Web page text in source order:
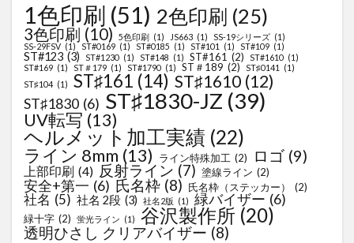
1色印刷 (51) 2色印刷 (25)
3色印刷 (10) 5色印刷 (1) JS663 (1) SS-19シリーズ (1)
SS-29FSV (1) ST#0169 (1) ST#0185 (1) ST#101 (1) ST#109 (1)
ST#123 (3) ST#1230 (1) ST#148 (1) ST#161 (2) ST#1610 (1)
ST#169 (1) ST＃179 (1) ST#1790 (1) ST＃189 (2) ST♯0141
(1)
ST♯104 (1) ST♯161 (14) ST♯1610 (12)
ST♯1830 (6) ST♯1830-JZ (39)
UV転写 (13)
ヘルメット加工実績 (22)
ライン 8mm (13) ライン特殊加工 (2) ロゴ (9)
上部印刷 (4) 反射ライン (7) 塗線ライン (2)
安全+第一 (6) 氏名枠 (8) 氏名枠（ステッカー） (2)
社名 (5) 社名 2段 (3) 社名2版 (1) 緑バイザー (6)
緑十字 (2) 蛍光ライン (1) 谷沢製作所 (20)
透明ひさし クリアバイザー (8)